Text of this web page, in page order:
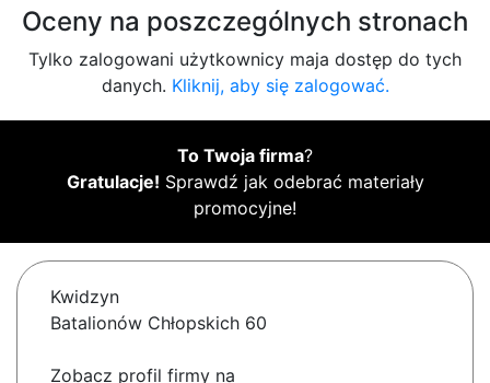
Oceny na poszczególnych stronach
Tylko zalogowani użytkownicy maja dostęp do tych
danych. Kliknij, aby się zalogować.
To Twoja firma?
Gratulacje! Sprawdź jak odebrać materiały
promocyjne!
Kwidzyn
Batalionów Chłopskich 60
Zobacz profil firmy na